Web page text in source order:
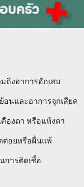
ถึงอาการอักเสบ
นและอาการจุกเสียด
องตา หรือแห้งตา
ต่อยหรือผื่นแพ้
การติดเชื้อ